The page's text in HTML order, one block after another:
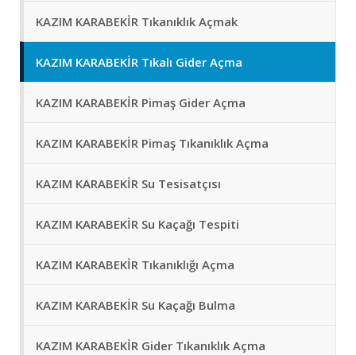
KAZIM KARABEKİR Tıkanıklık Açmak
KAZIM KARABEKİR Tıkalı Gider Açma
KAZIM KARABEKİR Pimaş Gider Açma
KAZIM KARABEKİR Pimaş Tıkanıklık Açma
KAZIM KARABEKİR Su Tesisatçısı
KAZIM KARABEKİR Su Kaçağı Tespiti
KAZIM KARABEKİR Tıkanıklığı Açma
KAZIM KARABEKİR Su Kaçağı Bulma
KAZIM KARABEKİR Gider Tıkanıklık Açma